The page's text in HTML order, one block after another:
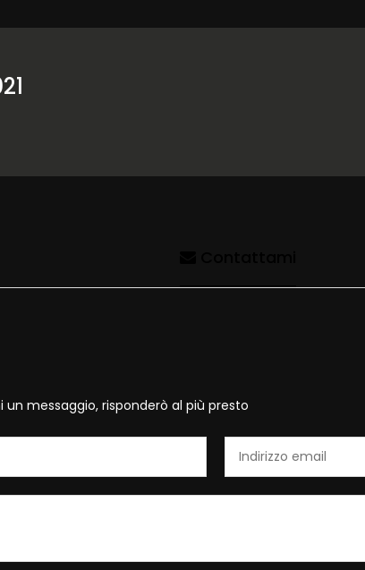
messaggio, risponderò al più presto